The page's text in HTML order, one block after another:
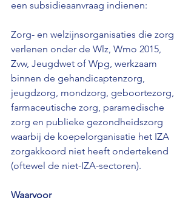
een subsidieaanvraag indienen:
Zorg- en welzijnsorganisaties die zorg
verlenen onder de Wlz, Wmo 2015,
Zvw, Jeugdwet of Wpg, werkzaam
binnen de gehandicaptenzorg,
jeugdzorg, mondzorg, geboortezorg,
farmaceutische zorg, paramedische
zorg en publieke gezondheidszorg
waarbij de koepelorganisatie het IZA
zorgakkoord niet heeft ondertekend
(oftewel de niet-IZA-sectoren).
Waarvoor